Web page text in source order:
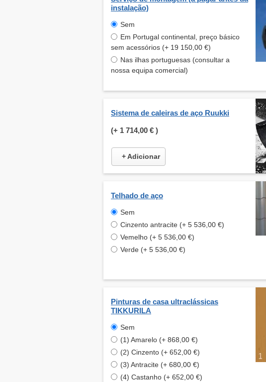
instalação)
Sem
Em Portugal continental, preço básico
sem acessórios (+ 19 150,00 €)
Nas ilhas portuguesas (consultar a
nossa equipa comercial)
Sistema de caleiras de aço Ruukki
(+ 1 714,00 € )
+ Adicionar
Telhado de aço
Sem
Cinzento antracite (+ 5 536,00 €)
Vemelho (+ 5 536,00 €)
Verde (+ 5 536,00 €)
Pinturas de casa ultraclássicas
TIKKURILA
Sem
(1) Amarelo (+ 868,00 €)
(2) Cinzento (+ 652,00 €)
(3) Antracite (+ 680,00 €)
(4) Castanho (+ 652,00 €)